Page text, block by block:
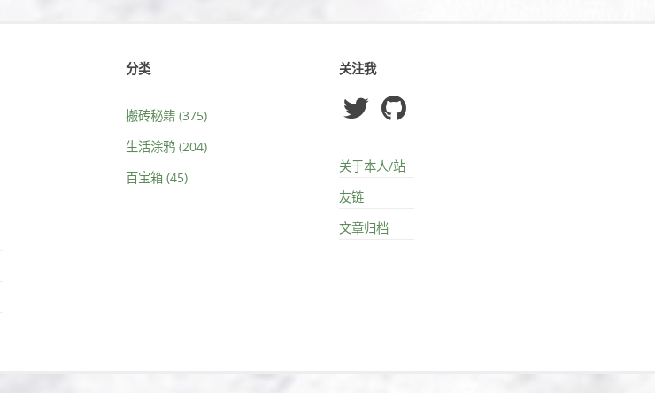
分类
搬砖秘籍 (375)
生活涂鸦 (204)
百宝箱 (45)
关注我
关于本人/站
友链
文章归档